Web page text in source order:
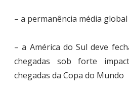
– a permanência média
– a América do Sul deve
chegadas sob forte
chegadas da Copa do Mundo